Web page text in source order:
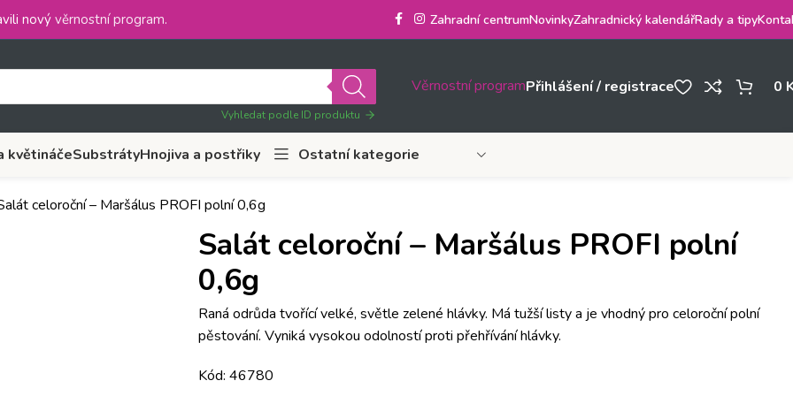
nový věrnostní program. Zahradní centrumNovinkyZahradnický kalendářRady a tipy
Vyhledat podle ID produktu
Věrnostní programPřihlášení / registrace 0
květináčeSubstrátyHnojiva a postřiky Ostatní kategorie
celoroční – Maršálus PROFI polní 0,6g
Salát celoroční – Maršálus PROFI polní
0,6g
Raná odrůda tvořící velké, světle zelené hlávky. Má tužší listy a je vhodný pro celoroční polní
pěstování. Vyniká vysokou odolností proti přehřívání hlávky.
Kód: 46780